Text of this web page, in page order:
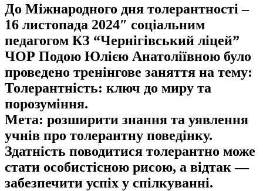
До Міжнародного дня толерантності –
16 листопада 2024″ соціальним
педагогом КЗ “Чернігівський ліцей”
ЧОР Подою Юлією Анатоліївною було
проведено тренінгове заняття на тему:
Толерантність: ключ до миру та
порозуміння.
Мета: розширити знання та уявлення
учнів про толерантну поведінку.
Здатність поводитися толерантно може
стати особистісною рисою, а відтак —
забезпечити успіх у спілкуванні.